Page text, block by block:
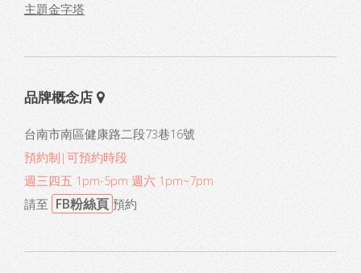
主題金字塔
品牌概念店
台南市南區健康路二段73巷16號
預約制|可預約時段
週三四五 1pm-5pm 週六 1pm~7pm
請至 FB粉絲頁 預約